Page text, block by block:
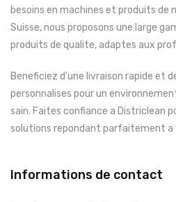
besoins en machines et produits de
Suisse, nous proposons une large
produits de qualite, adaptes aux
Beneficiez d'une livraison rapide et
personnalises pour un
sain. Faites confiance a Districlean
solutions repondant parfaitement
Informations de contact